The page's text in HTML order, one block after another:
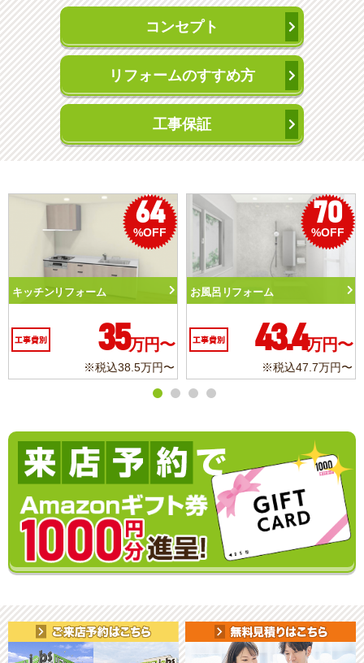
コンセプト
リフォームのすすめ方
工事保証
70
%OFF
呂リフォーム
事費別 43.4万円〜
※税込47.7万円〜
50
%OFF
トイレリフォーム
工事費別 10.3万円〜
※税込11.3万円〜
洗